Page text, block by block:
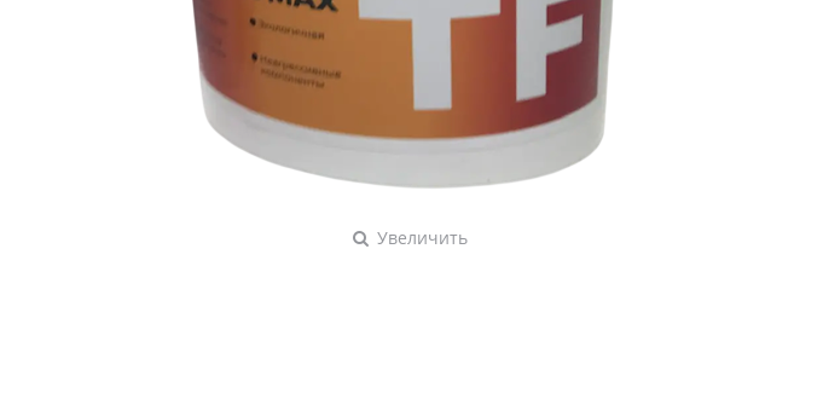
Увеличить